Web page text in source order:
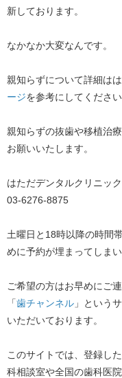
新しております。
なかなか大変なんです。
親知らずについて詳細は
ージを参考にしてください
親知らずの抜歯や移植治
お願いいたします。
はただデンタルクリニック
03-6276-8875
土曜日と18時以降の時間
めに予約が埋まってしまい
ご希望の方はお早めにご連
「歯チャンネル 」という
いただいております。
このサイトでは、登録し
科相談室や全国の歯科医院